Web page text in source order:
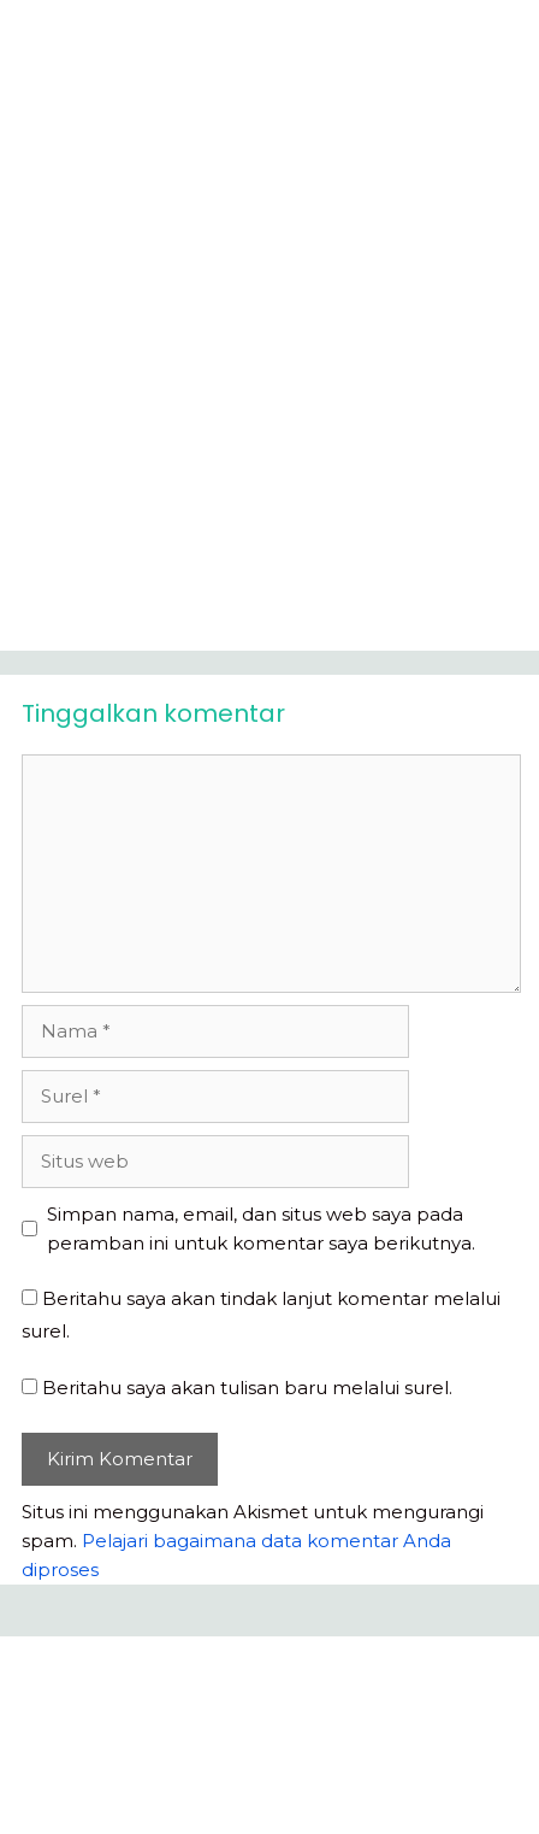
Tinggalkan komentar
Simpan nama, email, dan situs web saya pada
peramban ini untuk komentar saya berikutnya.
Beritahu saya akan tindak lanjut komentar melalui
surel.
Beritahu saya akan tulisan baru melalui surel.
Situs ini menggunakan Akismet untuk mengurangi
spam. Pelajari bagaimana data komentar Anda
diproses